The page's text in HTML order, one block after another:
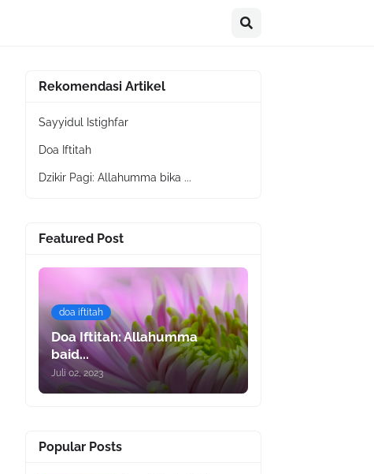
Rekomendasi Artikel
Sayyidul Istighfar
Doa Iftitah
Dzikir Pagi: Allahumma bika ...
Featured Post
doa iftitah
Doa Iftitah: Allahumma
baid...
Juli 02, 2023
Popular Posts